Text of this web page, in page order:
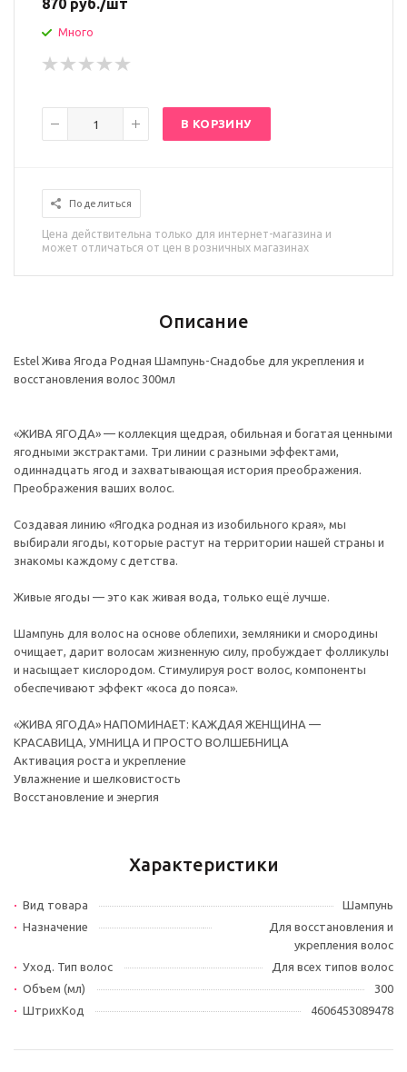
870 руб./шт
Много
В КОРЗИНУ
Поделиться
Цена действительна только для интернет-магазина и
может отличаться от цен в розничных магазинах
Описание
Estel Жива Ягода Родная Шампунь-Снадобье для укрепления и
восстановления волос 300мл
«ЖИВА ЯГОДА» — коллекция щедрая, обильная и богатая ценными
ягодными экстрактами. Три линии с разными эффектами,
одиннадцать ягод и захватывающая история преображения.
Преображения ваших волос.
Создавая линию «Ягодка родная из изобильного края», мы
выбирали ягоды, которые растут на территории нашей страны и
знакомы каждому с детства.
Живые ягоды — это как живая вода, только ещё лучше.
Шампунь для волос на основе облепихи, земляники и смородины
очищает, дарит волосам жизненную силу, пробуждает фолликулы
и насыщает кислородом. Стимулируя рост волос, компоненты
обеспечивают эффект «коса до пояса».
«ЖИВА ЯГОДА» НАПОМИНАЕТ: КАЖДАЯ ЖЕНЩИНА —
КРАСАВИЦА, УМНИЦА И ПРОСТО ВОЛШЕБНИЦА
Активация роста и укрепление
Увлажнение и шелковистость
Восстановление и энергия
Характеристики
Вид товара
Шампунь
Назначение
Для восстановления и
укрепления волос
Уход. Тип волос
Для всех типов волос
Объем (мл)
300
ШтрихКод
4606453089478